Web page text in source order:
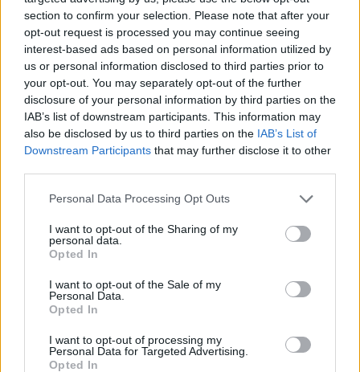
section to confirm your selection. Please note that after your
opt-out request is processed you may continue seeing
interest-based ads based on personal information utilized by
us or personal information disclosed to third parties prior to
your opt-out. You may separately opt-out of the further
disclosure of your personal information by third parties on the
IAB’s list of downstream participants. This information may
also be disclosed by us to third parties on the IAB’s List of
Downstream Participants that may further disclose it to other
Personal Data Processing Opt Outs
I want to opt-out of the Sharing of my
personal data.
Opted In
I want to opt-out of the Sale of my
Personal Data.
Opted In
I want to opt-out of processing my
Personal Data for Targeted Advertising.
Opted In